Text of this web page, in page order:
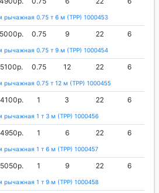
рычажная 0.75 т 6 м (ТРР) 1000453
5000р. 0.75 9 22 6
рычажная 0.75 т 9 м (ТРР) 1000454
5100р. 0.75 12 22 6
рычажная 0.75 т 12 м (ТРР) 1000455
4100р. 1 3 22 6
рычажная 1 т 3 м (ТРР) 1000456
4950р. 1 6 22 6
рычажная 1 т 6 м (ТРР) 1000457
5050р. 1 9 22 6
рычажная 1 т 9 м (ТРР) 1000458